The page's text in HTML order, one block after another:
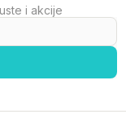
i akcije